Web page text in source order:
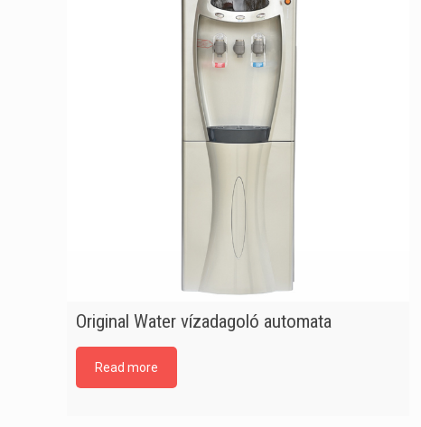
Original Water vízadagoló automata
Read more